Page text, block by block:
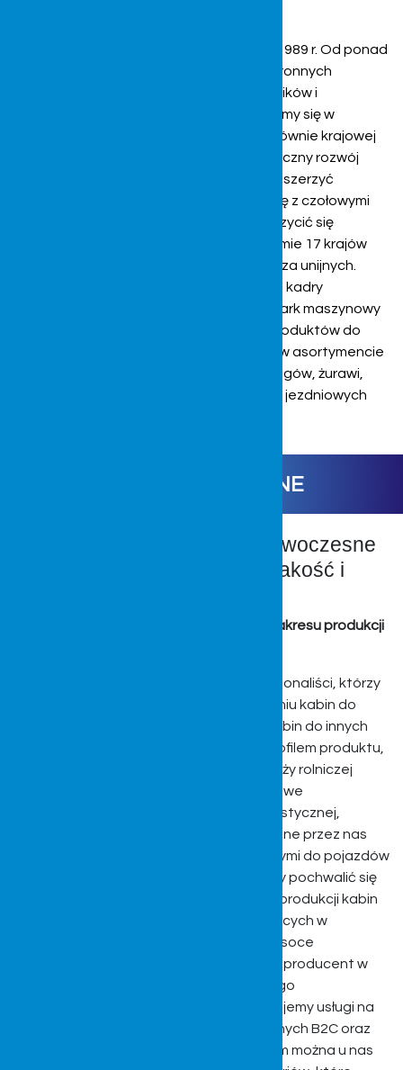
Firma NAGLAK powstała w październiku 1989 r. Od ponad
30 lat zajmujemy się produkcją kabin ochronnych
pojazdów rolniczych w tym głównie ciągników i
kombajnów. Początkowo specjalizowaliśmy się w
produkcji kabin do pojazdów produkcji głównie krajowej
natomiast potrzeby klientów jak i dynamiczny rozwój
przedsiębiorstwa pozwoliły znacząco rozszerzyć
asortyment nawiązując ścisłą współpracę z czołowymi
producentami światowych marek. Poszczycić się
możemy zasięgiem produktu aż na poziomie 17 krajów
współpracujących w tym również tych poza unijnych.
Wysoka jakość produktu, doświadczenie kadry
przedsiębiorstwa oraz zaawansowany park maszynowy
szybko pozwoliły rozszerzyć kategorię produktów do
wyrobów poza branżą rolniczą. Obecnie w asortymencie
posiadamy kabiny przeznaczone do dźwigów, żurawi,
suwnic, pojazdów budowlanych, wózków jezdniowych
KABINY OCHRONNE
Tradycyjne rozwiązania, nowoczesne
wykonanie, innowacja, jakość i
Szeroki zakres profesjonalnych usług z zakresu produkcji
Naszą firmę tworzą doświadczeni profesjonaliści, którzy
specjalizują się w projektowaniu i tworzeniu kabin do
ciągników rolniczych, kombajnów oraz kabin do innych
pojazdów i maszyn. Poza przewodnim profilem produktu,
który dedykowany jest pod pojazdy branży rolniczej
produkujemy również kabiny znajdujące swe
zastosowanie w branży budowlanej, turystycznej,
komunalnej oraz ogrodniczej. Produkowane przez nas
kabiny są częściami zamiennymi pasującymi do pojazdów
marek znanych na całym świecie. Możemy pochwalić się
ponad 30-sto letnim doświadczeniem w produkcji kabin
ochronnych do pojazdów często pracujących w
najtrudniejszych warunkach oraz przy wysoce
wyspecjalizowanych czynnościach. Jako producent w
ramach bogatego zaplecza technicznego
przedsiębiorstwa poza produktami oferujemy usługi na
wielu poziomach dla klientów indywidualnych B2C oraz
stałych relacji biznesowych B2B. Poza tym można u nas